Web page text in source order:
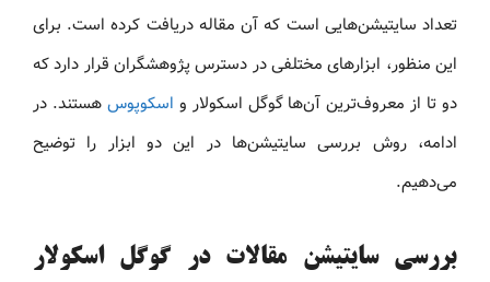
تعداد سایتیشن‌هایی است که آن مقاله دریافت کرده است. برای
این منظور، ابزارهای مختلفی در دسترس پژوهشگران قرار دارد که
دو تا از معروف‌ترین آن‌ها گوگل اسکولار و اسکوپوس هستند. در
ادامه، روش بررسی سایتیشن‌ها در این دو ابزار را توضیح
می‌دهیم.
بررسی سایتیشن مقالات در گوگل اسکولار